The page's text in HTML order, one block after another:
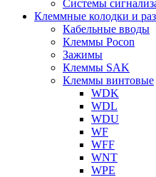
Системы
Клеммные колодки и
Кабельные вводы
Клеммы Pocon
Зажимы
Клеммы SAK
Клеммы винтовые
WDK
WDL
WDU
WF
WFF
WNT
WPE